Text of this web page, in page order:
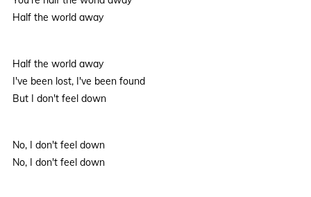
Half the world away
Half the world away
I've been lost, I've been found
But I don't feel down
No, I don't feel down
No, I don't feel down